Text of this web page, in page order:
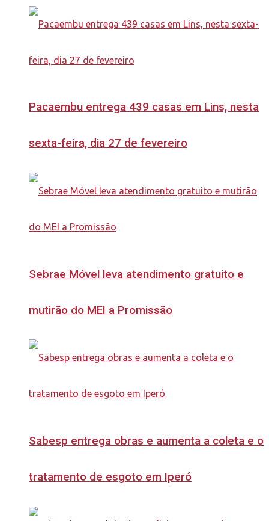
Pacaembu entrega 439 casas em Lins, nesta
sexta-feira, dia 27 de fevereiro
Sebrae Móvel leva atendimento gratuito e
mutirão do MEI a Promissão
Sabesp entrega obras e aumenta a coleta e o
tratamento de esgoto em Iperó